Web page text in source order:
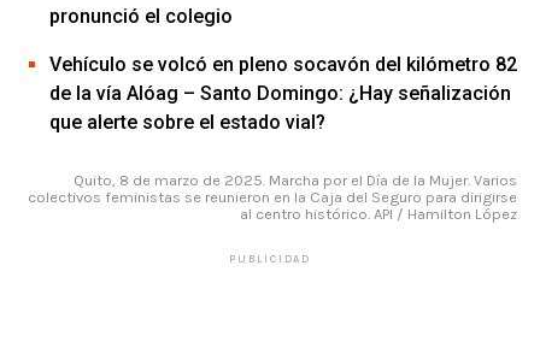
pronunció el colegio
Vehículo se volcó en pleno socavón del kilómetro 82
de la vía Alóag – Santo Domingo: ¿Hay señalización
que alerte sobre el estado vial?
Quito, 8 de marzo de 2025. Marcha por el Día de la Mujer. Varios
colectivos feministas se reunieron en la Caja del Seguro para dirigirse
al centro histórico. API / Hamilton López
PUBLICIDAD